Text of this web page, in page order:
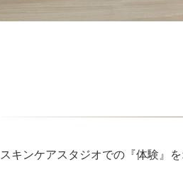
スキンケアスタジオでの『体験』